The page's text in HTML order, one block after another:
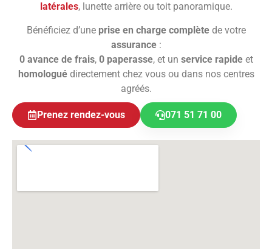
latérales, lunette arrière ou toit panoramique.
Bénéficiez d’une prise en charge complètede votre
assurance:
0 avance de frais, 0 paperasse, et un service rapideet
homologuédirectement chez vous ou dans nos centres
agréés.
Prenez rendez-vous 071 51 71 00